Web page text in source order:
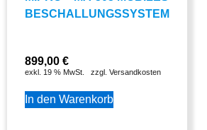
BESCHALLUNGSSYSTEM
899,00 €
exkl. 19 % MwSt. zzgl. Versandkosten
In den Warenkorb